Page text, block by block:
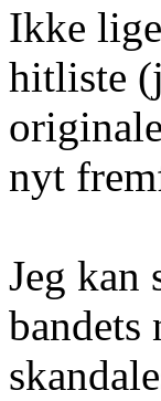
Ikke
hitliste
nyt
Jeg kan
bandets